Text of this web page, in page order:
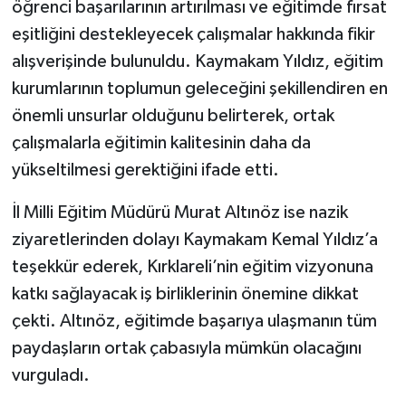
öğrenci başarılarının artırılması ve eğitimde fırsat
eşitliğini destekleyecek çalışmalar hakkında fikir
alışverişinde bulunuldu. Kaymakam Yıldız, eğitim
kurumlarının toplumun geleceğini şekillendiren en
önemli unsurlar olduğunu belirterek, ortak
çalışmalarla eğitimin kalitesinin daha da
yükseltilmesi gerektiğini ifade etti.
İl Milli Eğitim Müdürü Murat Altınöz ise nazik
ziyaretlerinden dolayı Kaymakam Kemal Yıldız’a
teşekkür ederek, Kırklareli’nin eğitim vizyonuna
katkı sağlayacak iş birliklerinin önemine dikkat
çekti. Altınöz, eğitimde başarıya ulaşmanın tüm
paydaşların ortak çabasıyla mümkün olacağını
vurguladı.